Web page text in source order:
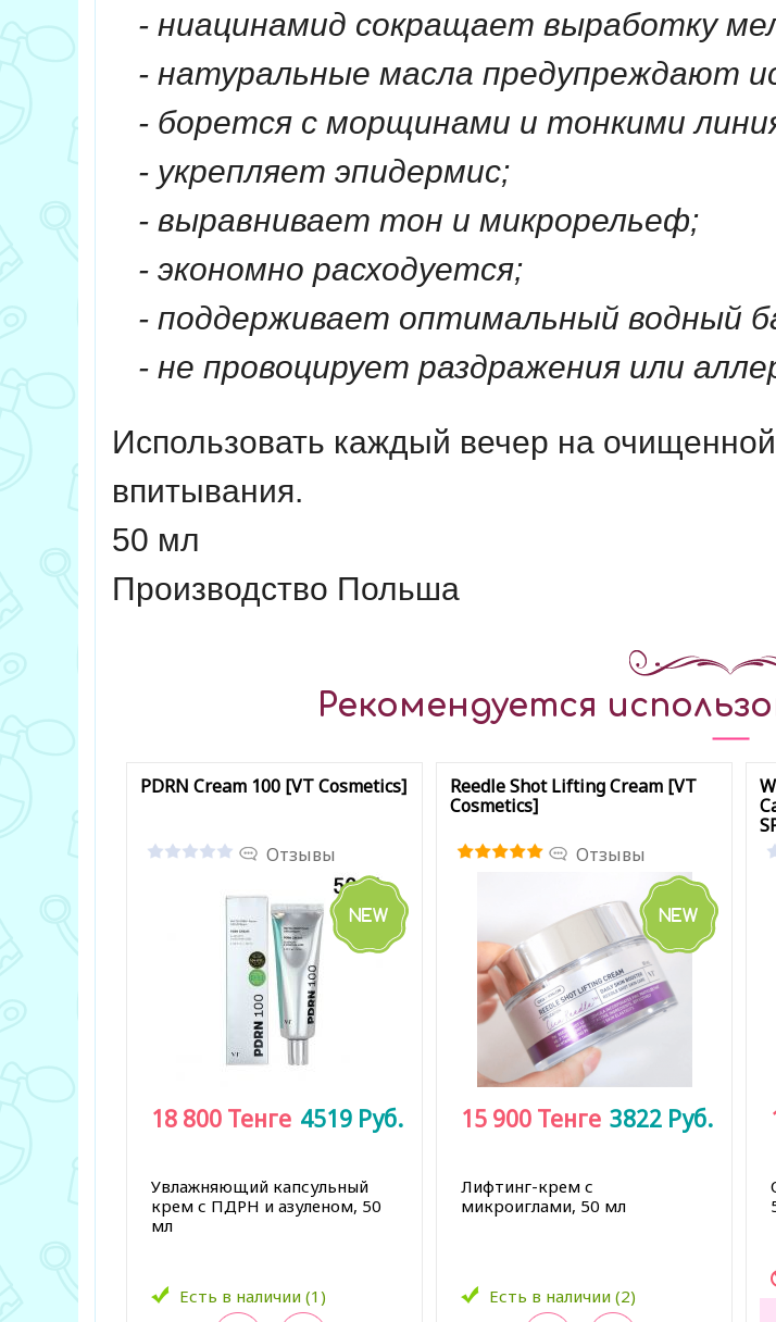
- ниацинамид сокращает выработку
- натуральные масла предупреждают
- борется с морщинами и тонкими
- укрепляет эпидермис;
- выравнивает тон и микрорельеф;
- экономно расходуется;
- поддерживает оптимальный водный
- не провоцирует раздражения или
Использовать каждый вечер на
впитывания.
50 мл
Производство Польша
Рекомендуется
PDRN Cream 100 [VT Cosmetics]
Отзывы
Увлажняющий капсульный
крем с ПДРН и азуленом, 50
мл
Есть в наличии (1)
18 800 Тенге 4519 Руб.
Reedle Shot Lifting Cream [VT
Cosmetics]
Отзывы
Лифтинг-крем с
микроиглами, 50 мл
Есть в наличии (2)
15 900 Тенге 3822 Руб.